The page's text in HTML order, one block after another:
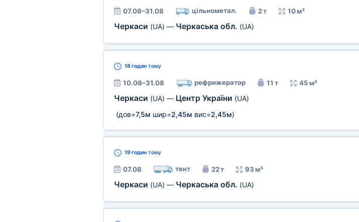
07.08–31.08 цільнометал. 2 т 10 м³
Черкаси (UA) — Черкаська обл. (UA)
18 годинтому
10.08–31.08 рефрижератор 11 т 45 м³
Черкаси (UA) — Центр України (UA)
(дов=7,5м шир=2,45м вис=2,45м)
19 годинтому
07.08 тент 22 т 93 м³
Черкаси (UA) — Черкаська обл. (UA)